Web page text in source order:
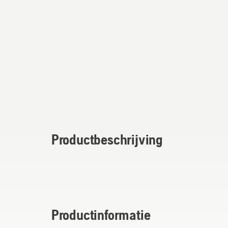
Productbeschrijving
Productinformatie